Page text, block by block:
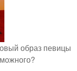
образ певицы